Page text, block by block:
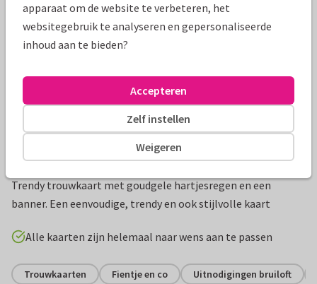
Productinformatie
Trendy trouwkaart met goudgele hartjesregen en een
banner. Een eenvoudige, trendy en ook stijlvolle kaart
Alle kaarten zijn helemaal naar wens aan te passen
Trouwkaarten Fientje en co Uitnodigingen bruiloft
apparaat om de website te verbeteren, het
websitegebruik te analyseren en gepersonaliseerde
inhoud aan te bieden?
Weigeren
Zelf instellen
Accepteren